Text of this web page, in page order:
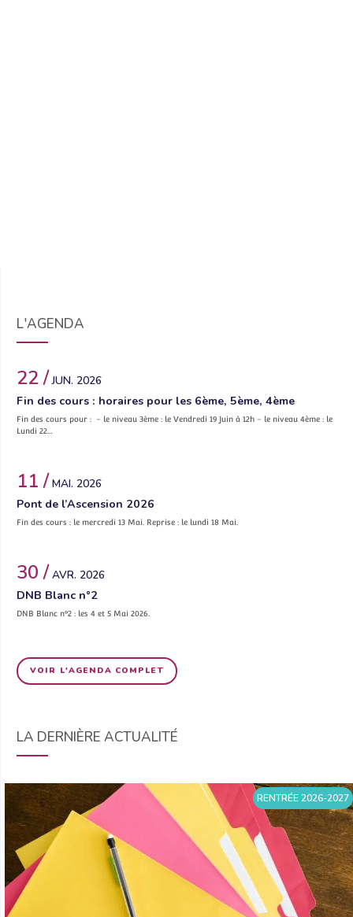
L'AGENDA
22 /JUN. 2026
Fin des cours : horaires pour les 6ème, 5ème, 4ème
Fin des cours pour : – le niveau 3ème : le Vendredi 19 Juin à 12h – le niveau 4ème : le
Lundi 22…
11 / MAI. 2026
Pont de l’Ascension 2026
Fin des cours : le mercredi 13 Mai. Reprise : le lundi 18 Mai.
30 / AVR. 2026
DNB Blanc n°2
DNB Blanc n°2 : les 4 et 5 Mai 2026.
VOIR L'AGENDA COMPLET
LA DERNIÈRE ACTUALITÉ
RENTRÉE 2026-2027